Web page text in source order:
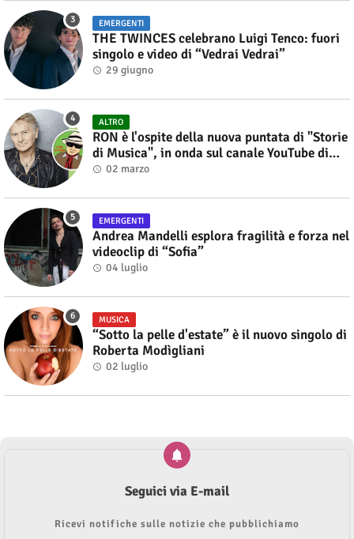
EMERGENTI
THE TWINCES celebrano Luigi Tenco: fuori
singolo e video di “Vedrai Vedrai”
29 giugno
ALTRO
RON è l'ospite della nuova puntata di "Storie
di Musica", in onda sul canale YouTube di
Alberto Salerno
02 marzo
EMERGENTI
Andrea Mandelli esplora fragilità e forza nel
videoclip di “Sofia”
04 luglio
MUSICA
“Sotto la pelle d'estate” è il nuovo singolo di
Roberta Modìgliani
02 luglio
Seguici via E-mail
Ricevi notifiche sulle notizie che pubblichiamo